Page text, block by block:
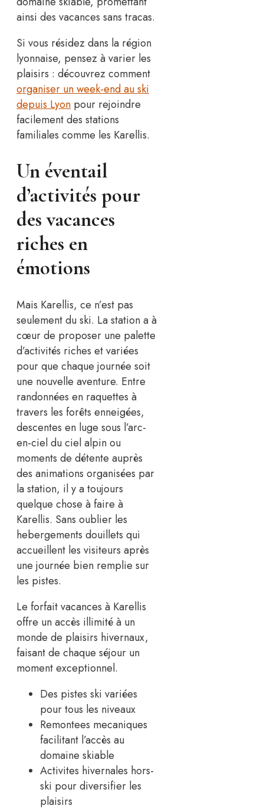
ainsi des vacances sans tracas.
Si vous résidez dans la région
lyonnaise, pensez à varier les
plaisirs : découvrez comment
organiser un week-end au ski
depuis Lyon pour rejoindre
facilement des stations
familiales comme les Karellis.
Un éventail
d’activités pour
des vacances
riches en
émotions
Mais Karellis, ce n’est pas
seulement du ski. La station a à
cœur de proposer une palette
d’activités riches et variées
pour que chaque journée soit
une nouvelle aventure. Entre
randonnées en raquettes à
travers les forêts enneigées,
descentes en luge sous l’arc-
en-ciel du ciel alpin ou
moments de détente auprès
des animations organisées par
la station, il y a toujours
quelque chose à faire à
Karellis. Sans oublier les
hebergements douillets qui
accueillent les visiteurs après
une journée bien remplie sur
les pistes.
Le forfait vacances à Karellis
offre un accès illimité à un
monde de plaisirs hivernaux,
faisant de chaque séjour un
moment exceptionnel.
Des pistes ski variées
pour tous les niveaux
Remontees mecaniques
facilitant l’accès au
domaine skiable
Activites hivernales hors-
ski pour diversifier les
plaisirs